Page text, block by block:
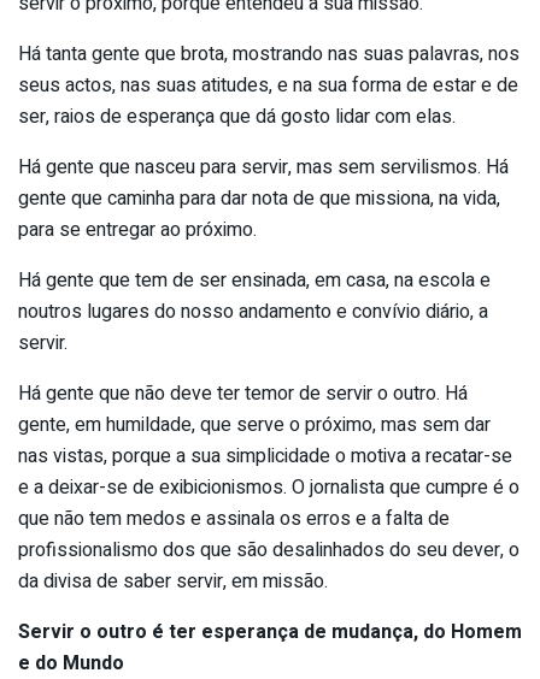
Há tanta gente que brota, mostrando nas suas palavras, nos
seus actos, nas suas atitudes, e na sua forma de estar e de
ser, raios de esperança que dá gosto lidar com elas.
Há gente que nasceu para servir, mas sem servilismos. Há
gente que caminha para dar nota de que missiona, na vida,
para se entregar ao próximo.
Há gente que tem de ser ensinada, em casa, na escola e
noutros lugares do nosso andamento e convívio diário, a
servir.
Há gente que não deve ter temor de servir o outro. Há
gente, em humildade, que serve o próximo, mas sem dar
nas vistas, porque a sua simplicidade o motiva a recatar-se
e a deixar-se de exibicionismos. O jornalista que cumpre é o
que não tem medos e assinala os erros e a falta de
profissionalismo dos que são desalinhados do seu dever, o
da divisa de saber servir, em missão.
Servir o outro é ter esperança de mudança, do Homem
e do Mundo